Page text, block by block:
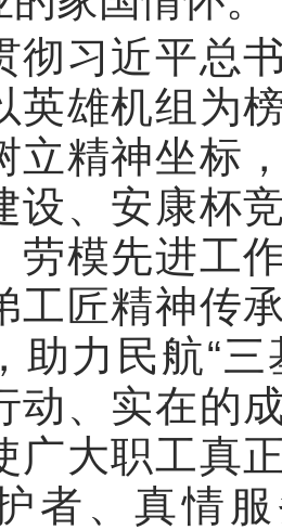
习近平总书
英雄机组为
立精神坐标
设、安康杯
劳模先进工
工匠精神传
助力民航“三
动、实在的
广大职工真
者、真情